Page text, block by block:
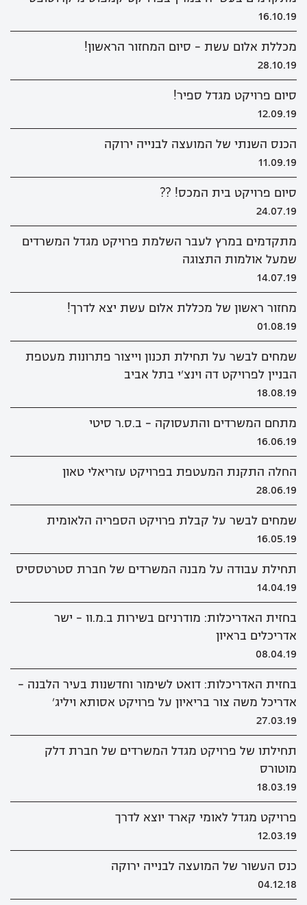
16.10.19
מכללת אלום עשת - סיום המחזור הראשון!
28.10.19
סיום פרויקט מגדל ספיר!
12.09.19
הכנס השנתי של המועצה לבנייה ירוקה
11.09.19
סיום פרויקט בית המכס! ??
24.07.19
מתקדמים במרץ לעבר השלמת פרויקט מגדל המשרדים
שמעל אולמות התצוגה
14.07.19
מחזור ראשון של מכללת אלום עשת יצא לדרך!
01.08.19
שמחים לבשר על תחילת תכנון וייצור פתרונות מעטפת
הבניין לפרויקט דה וינצ'י בתל אביב
18.08.19
מתחם המשרדים והתעסוקה - ב.ס.ר סיטי
16.06.19
החלה התקנת המעטפת בפרויקט עזריאלי טאון
28.06.19
שמחים לבשר על קבלת פרויקט הספריה הלאומית
16.05.19
תחילת עבודה על מבנה המשרדים של חברת סטרטססיס
14.04.19
בחזית האדריכלות: מודרניזם בשירות ב.מ.וו - ישר
אדריכלים בראיון
08.04.19
בחזית האדריכלות: דואט לשימור וחדשנות בעיר הלבנה –
אדריכל משה צור בריאיון על פרויקט אסותא ויליג'
27.03.19
תחילתו של פרויקט מגדל המשרדים של חברת דלק
מוטורס
18.03.19
פרויקט מגדל לאומי קארד יוצא לדרך
12.03.19
כנס העשור של המועצה לבנייה ירוקה
04.12.18